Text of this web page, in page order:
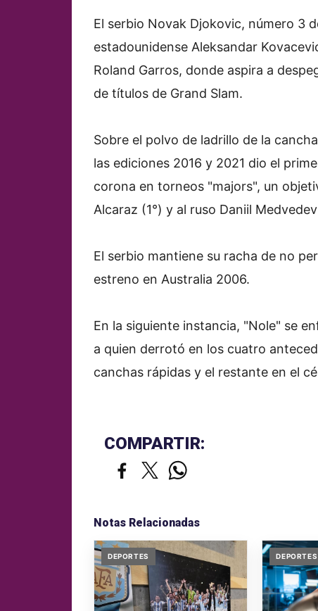
El serbio Novak Djokovic, número 3
estadounidense Aleksandar
Roland Garros, donde aspira a
de títulos de Grand Slam.
Sobre el polvo de ladrillo de la
las ediciones 2016 y 2021 dio el
corona en torneos "majors", un
Alcaraz (1°) y al ruso Daniil
El serbio mantiene su racha de no
estreno en Australia 2006.
En la siguiente instancia, "Nole" se
a quien derrotó en los cuatro
canchas rápidas y el restante en el
COMPARTIR:
Notas Relacionadas
DEPORTES DEPORTES